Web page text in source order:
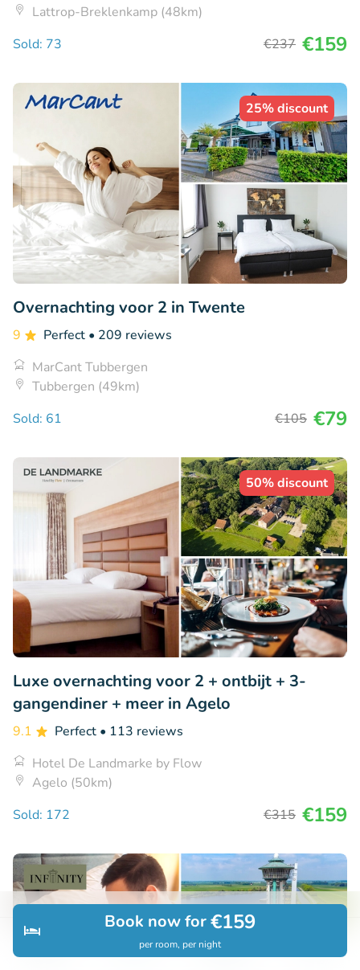
Search Bookings
Book now for€159
per room, per night
Lattrop-Breklenkamp (48km)
Sold: 73
€237 €159
25% discount
Overnachting voor 2 in Twente
9 Perfect • 209 reviews
MarCant Tubbergen
Tubbergen (49km)
Sold: 61
€105 €79
50% discount
Luxe overnachting voor 2 + ontbijt + 3-
gangendiner + meer in Agelo
9.1 Perfect • 113 reviews
Hotel De Landmarke by Flow
Agelo (50km)
Sold: 172
€315 €159